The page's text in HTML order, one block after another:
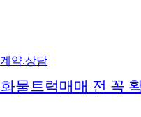
약.상담
물트럭매매 전 꼭